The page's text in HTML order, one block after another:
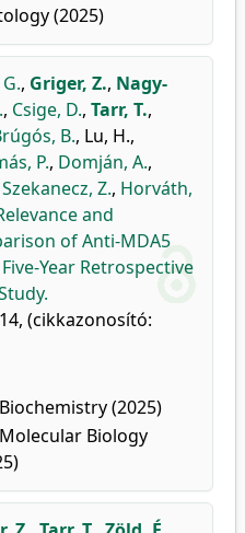
(2025)
, Griger, Z., Nagy-
, Csige, D., Tarr, T.,
B., Lu, H.,
P., Domján, A.,
Szekanecz, Z., Horváth,
and
of Anti-MDA5
Year Retrospective
(cikkazonosító:
(2025)
Biology